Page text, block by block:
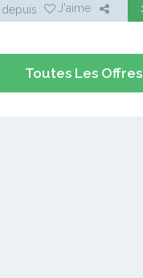
depuis J'aime
Toutes Les Offres